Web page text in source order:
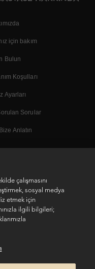
için bakım
Bulun
Koşulları
Ayarları
Sorular
Bize Anlatın
çalışmasını
sosyal medya
etmek için
ilgili bilgileri;